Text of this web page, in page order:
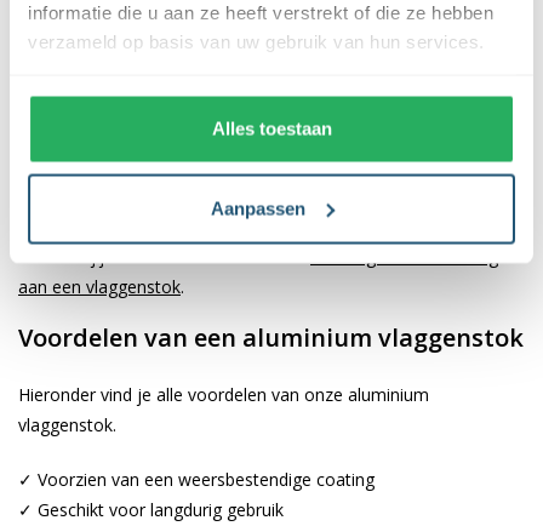
informatie die u aan ze heeft verstrekt of die ze hebben
verzameld op basis van uw gebruik van hun services.
Alles toestaan
Aanpassen
knop waardoor deze een klassieke uitstraling heeft. Met een
diameter van 30mm past hij in vrijwel iedere vlaggenstokhouder.
delen die eenvoudig in elkaar te schuiven zijn en stevig
vastklikken. Het grote voordeel is dat de vlaggenstok hierdoor
eenvoudig op te bergen is wanneer je er geen gebruik van
maakt. De oranje knop is voorzien van een metalen oog
waaraan de vlag bevestigd kan worden. Lees hier onze blog
aan een vlaggenstok.
Voordelen van een aluminium vlaggenstok
Hieronder vind je alle voordelen van onze aluminium
vlaggenstok.
✓ Voorzien van een weersbestendige coating
✓ Geschikt voor langdurig gebruik